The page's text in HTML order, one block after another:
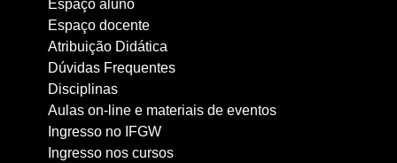
Espaço aluno
Espaço docente
Atribuição Didática
Dúvidas Frequentes
Disciplinas
Aulas on-line e materiais de eventos
Ingresso no IFGW
Ingresso nos cursos